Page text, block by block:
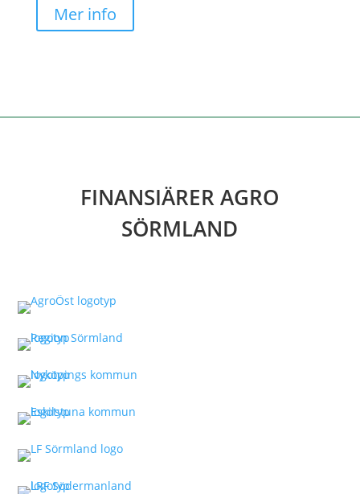
Mer info
FINANSIÄRER AGRO
SÖRMLAND